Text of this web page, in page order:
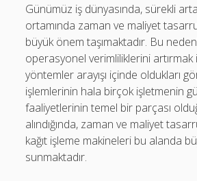
Günümüz iş dünyasında, sürekli
ortamında zaman ve maliyet
büyük önem taşımaktadır. Bu
operasyonel verimliliklerini artırmak
yöntemler arayışı içinde oldukları
işlemlerinin hala birçok işletmenin
faaliyetlerinin temel bir parçası
alındığında, zaman ve maliyet
kağıt işleme makineleri bu alanda
sunmaktadır.